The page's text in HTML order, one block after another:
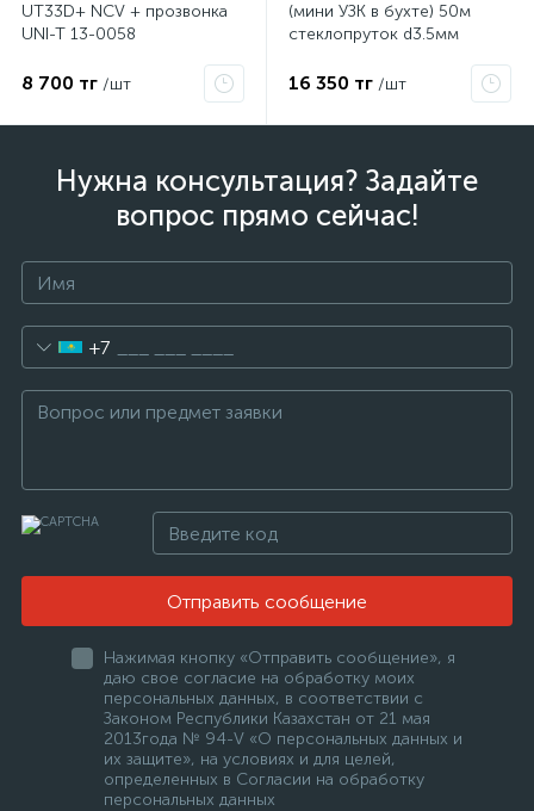
UT33D+ NCV + прозвонка
UNI-T 13-0058
8 700 тг /шт
(мини УЗК в бухте) 50м
стеклопруток d3.5мм
16 350 тг /шт
Нужна консультация? Задайте
вопрос прямо сейчас!
+7
Отправить сообщение
Нажимая кнопку «Отправить сообщение», я
даю свое согласие на обработку моих
персональных данных, в соответствии с
Законом Республики Казахстан от 21 мая
2013года № 94-V «О персональных данных и
их защите», на условиях и для целей,
определенных в Согласии на обработку
персональных данных